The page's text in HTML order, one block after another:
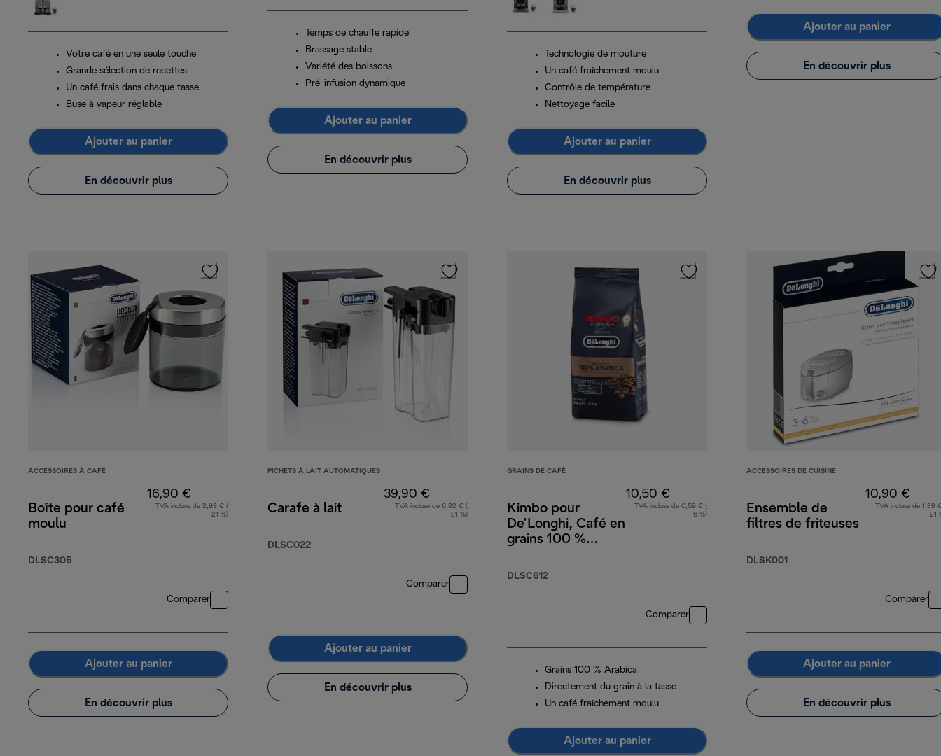
Votre café en une seule touche
Grande sélection de recettes
Un café frais dans chaque tasse
Buse à vapeur réglable
Ajouter au panier
En découvrir plus
Temps de chauffe rapide
Brassage stable
Variété des boissons
Pré-infusion dynamique
Ajouter au panier
En découvrir plus
Technologie de mouture
Un café fraîchement moulu
Contrôle de température
Nettoyage facile
Ajouter au panier
En découvrir plus
Ajouter au panier
En découvrir plus
ACCESSOIRES À CAFÉ
Boîte pour café
moulu
DLSC305
16,90 €
TVA incluse de 2,93 € (
21 %)
Comparer
Ajouter au panier
En découvrir plus
PICHETS À LAIT AUTOMATIQUES
Carafe à lait
DLSC022
39,90 €
TVA incluse de 6,92 € (
21 %)
Comparer
Ajouter au panier
En découvrir plus
GRAINS DE CAFÈ
Kimbo pour
De’Longhi, Café en
grains 100 %
DLSC612
10,50 €
TVA incluse de 0,59 € (
6 %)
Comparer
Grains 100 % Arabica
Directement du grain à la tasse
Un café fraîchement moulu
Ajouter au panier
ACCESSOIRES DE CUISINE
Ensemble de
filtres de friteuses
DLSK001
10,90 €
TVA incluse de 1,89
21
Comparer
Ajouter au panier
En découvrir plus